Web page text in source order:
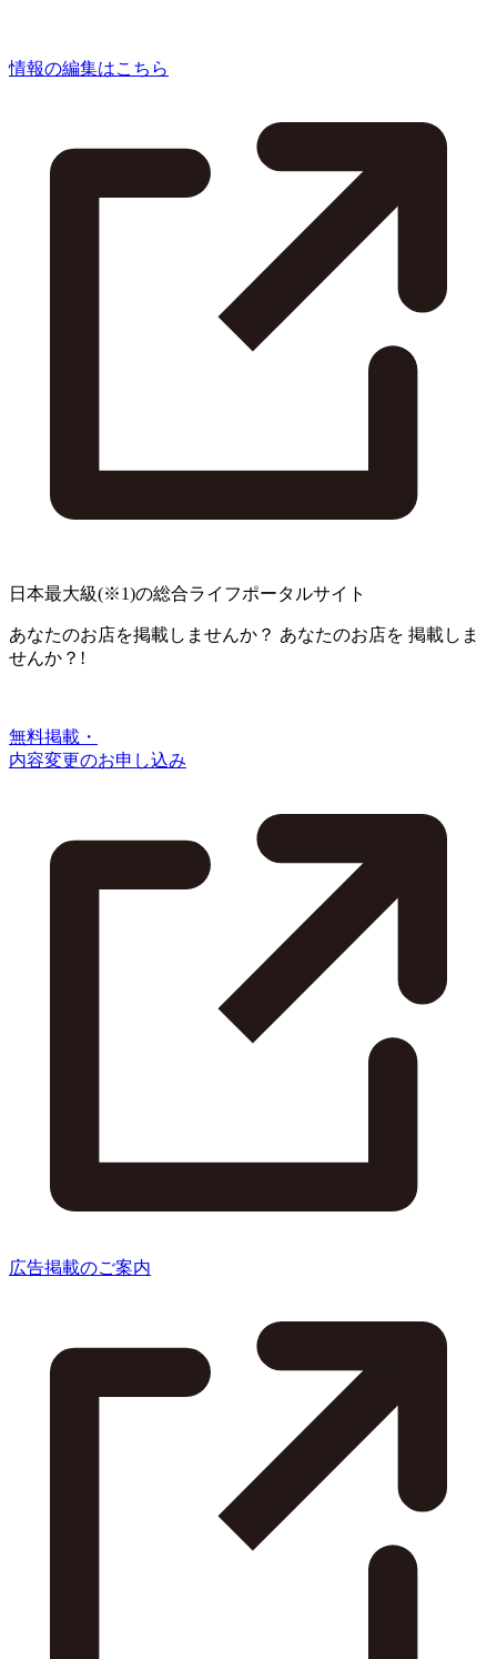
情報の編集はこちら
日本最大級(※1)の総合ライフポータルサイト
あなたのお店を掲載しませんか？ あなたのお店を 掲載しま
せんか？!
無料掲載・
内容変更のお申し込み
広告掲載のご案内